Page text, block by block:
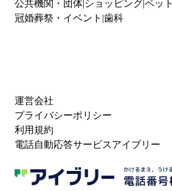
公共機関・団体 ショッピングペット
冠婚葬祭・イベント 歯科
運営会社
プライバシーポリシー
利用規約
電話自動応答サービスアイブリー